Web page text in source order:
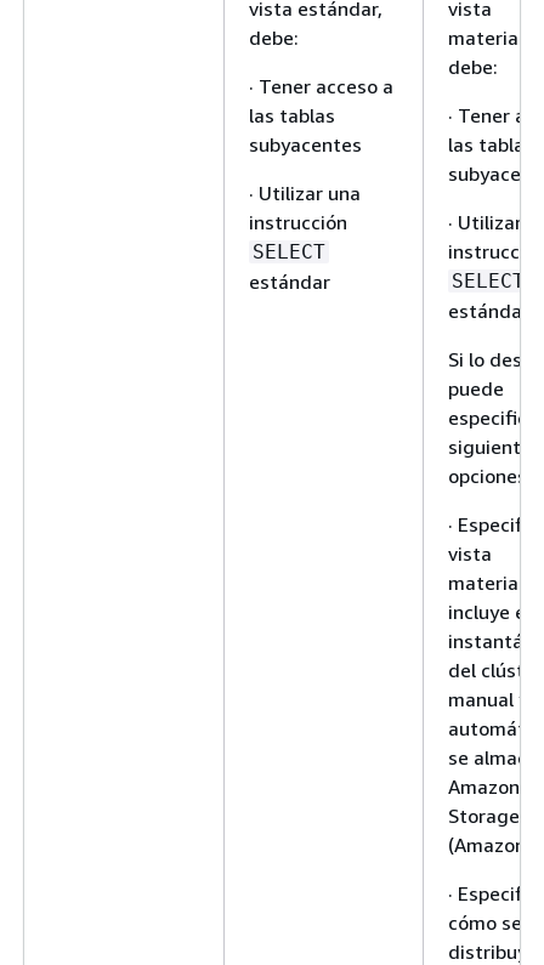
vista estándar,
debe:
· Tener acceso a
las tablas
subyacentes
· Utilizar una
instrucción
SELECT
estándar
vista
debe:
· Tener
las tablas
· Utilizar
SELECT
estándar
Si lo
puede
siguientes
opciones:
·
vista
incluye en
del clúster
manual y
se
Amazon
Storage
(Amazon
·
cómo se